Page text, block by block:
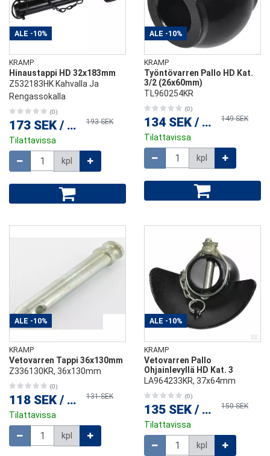
ALE -10%
KRAMP
Hinaustappi HD 32x183mm
Z532183HK Kahvalla Ja
Rengassokalla
(0)
173 SEK / kpl 193 SEK
Tilattavissa
kpl
ALE -10%
KRAMP
Työntövarren Pallo HD Kat.
3/2 (26x60mm)
TL960254KR
(0)
134 SEK / kpl 149 SEK
Tilattavissa
kpl
ALE -10%
KRAMP
Vetovarren Tappi 36x130mm
Z336130KR, 36x130mm
(0)
118 SEK / kpl 131 SEK
Tilattavissa
kpl
ALE -10%
KRAMP
Vetovarren Pallo
Ohjainlevyllä HD Kat. 3
LA964233KR, 37x64mm
(0)
135 SEK / kpl 150 SEK
Tilattavissa
kpl